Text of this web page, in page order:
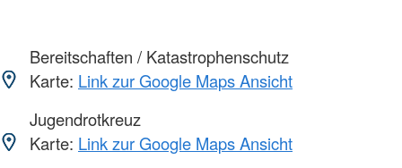
Bereitschaften / Katastrophenschutz
Karte: Link zur Google Maps Ansicht
Jugendrotkreuz
Karte: Link zur Google Maps Ansicht